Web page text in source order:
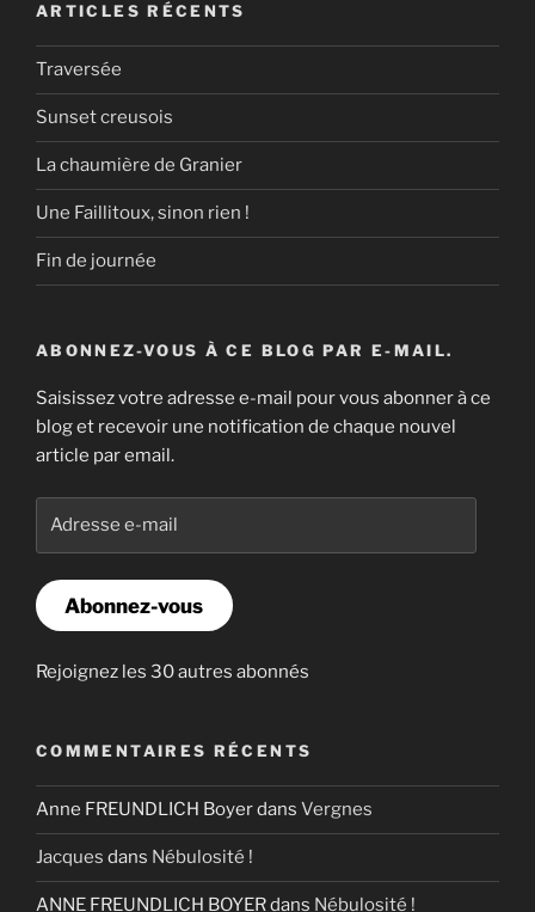
ARTICLES RÉCENTS
Traversée
Sunset creusois
La chaumière de Granier
Une Faillitoux, sinon rien !
Fin de journée
ABONNEZ-VOUS À CE BLOG PAR E-MAIL.
Saisissez votre adresse e-mail pour vous abonner à ce
blog et recevoir une notification de chaque nouvel
article par email.
Abonnez-vous
Rejoignez les 30 autres abonnés
COMMENTAIRES RÉCENTS
Anne FREUNDLICH Boyerdans Vergnes
Jacques dans Nébulosité !
ANNE FREUNDLICH BOYERdans Nébulosité !